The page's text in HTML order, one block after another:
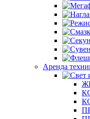
Аренда